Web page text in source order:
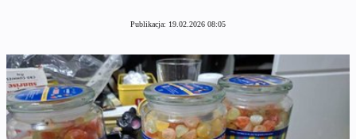
Publikacja: 19.02.2026 08:05